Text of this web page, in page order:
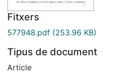
Fitxers
577948.pdf (253.96 KB)
Tipus de document
Article